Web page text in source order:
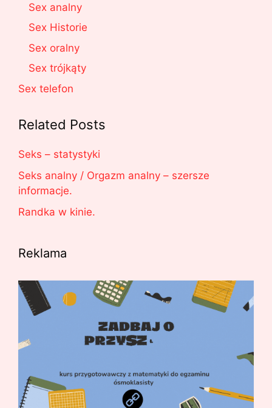
Sex analny
Sex Historie
Sex oralny
Sex trójkąty
Sex telefon
Related Posts
Seks – statystyki
Seks analny / Orgazm analny – szersze
informacje.
Randka w kinie.
Reklama